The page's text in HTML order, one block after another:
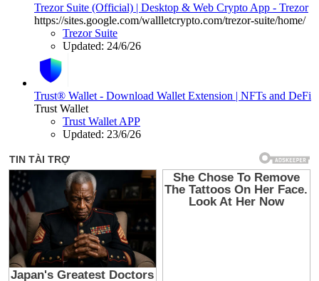
Trezor Suite (Official) | Desktop & Web Crypto App - Trezor
https://sites.google.com/wallletcrypto.com/trezor-suite/home/
Trezor Suite
Updated: 24/6/26
Trust® Wallet - Download Wallet Extension | NFTs and DeFi
Trust Wallet
Trust Wallet APP
Updated: 23/6/26